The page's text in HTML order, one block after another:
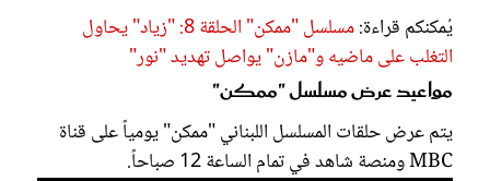
يُمكنكم قراءة:
مسلسل "ممكن" الحلقة 8: "زياد" يحاول
التغلب على ماضيه و"مازن" يواصل تهديد "نور"
مواعيد عرض مسلسل "ممكن"
يتم عرض حلقات المسلسل اللبناني "ممكن" يومياً على قناة
MBC ومنصة شاهد في تمام الساعة 12 صباحاً.